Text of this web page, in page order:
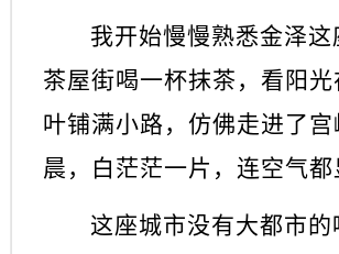
我开始慢慢熟悉金泽
茶屋街喝一杯抹茶，看阳
叶铺满小路，仿佛走进了
晨，白茫茫一片，连空气
这座城市没有大都市